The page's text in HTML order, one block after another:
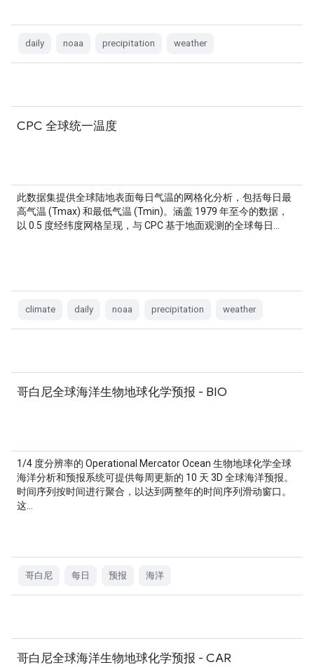
daily noaa precipitation weather
CPC 全球统一温度
此数据集提供全球陆地表面每日气温的网格化分析，包括每日最
高气温 (Tmax) 和最低气温 (Tmin)。涵盖 1979 年至今的数据，
以 0.5 度经纬度网格呈现，与 CPC 基于地面观测的全球每日…
climate daily noaa precipitation weather
哥白尼全球海洋生物地球化学预报 - BIO
1/4 度分辨率的 Operational Mercator Ocean 生物地球化学全球
海洋分析和预报系统可提供每周更新的 10 天 3D 全球海洋预报。
时间序列按时间进行聚合，以达到两整年的时间序列滑动窗口。
这…
哥白尼 每日 预报 海洋
哥白尼全球海洋生物地球化学预报 - CAR